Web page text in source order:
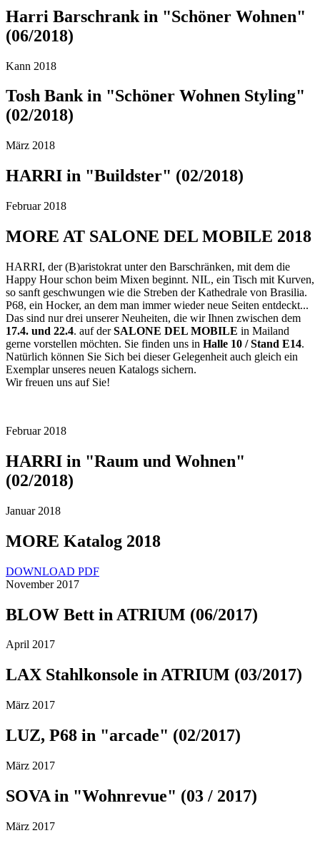
Harri Barschrank in "Schöner Wohnen"
(06/2018)
Kann 2018
Tosh Bank in "Schöner Wohnen Styling"
(02/2018)
März 2018
HARRI in "Buildster" (02/2018)
Februar 2018
MORE AT SALONE DEL MOBILE 2018
HARRI, der (B)aristokrat unter den Barschränken, mit dem die
Happy Hour schon beim Mixen beginnt. NIL, ein Tisch mit Kurven,
so sanft geschwungen wie die Streben der Kathedrale von Brasilia.
P68, ein Hocker, an dem man immer wieder neue Seiten entdeckt...
Das sind nur drei unserer Neuheiten, die wir Ihnen zwischen dem
17.4. und 22.4. auf derSALONE DEL MOBILE in Mailand
gerne vorstellen möchten. Sie finden uns in Halle 10 / Stand E14.
Natürlich können Sie Sich bei dieser Gelegenheit auch gleich ein
Exemplar unseres neuen Katalogs sichern.
Wir freuen uns auf Sie!
Februar 2018
HARRI in "Raum und Wohnen"
(02/2018)
Januar 2018
MORE Katalog 2018
DOWNLOAD PDF
November 2017
BLOW Bett in ATRIUM (06/2017)
April 2017
LAX Stahlkonsole in ATRIUM (03/2017)
März 2017
LUZ, P68 in "arcade" (02/2017)
März 2017
SOVA in "Wohnrevue" (03 / 2017)
März 2017